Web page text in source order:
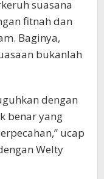
suasana
fitnah dan
Baginya,
bukanlah
dengan
benar yang
ucap
Welty